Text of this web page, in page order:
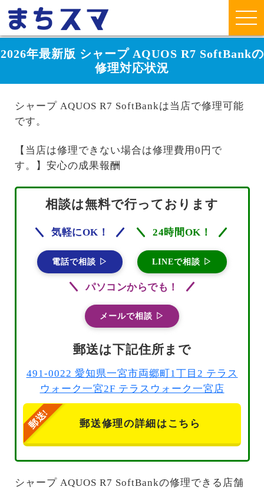
2026年最新版 シャープ AQUOS R7 SoftBankの
修理対応状況
シャープ AQUOS R7 SoftBankは当店で修理可能
です。
【当店は修理できない場合は修理費用0円で
す。】安心の成果報酬
相談は無料で行っております
気軽にOK！
電話で相談 ▷
24時間OK！
LINEで相談 ▷
パソコンからでも！
メールで相談 ▷
郵送は下記住所まで
491-0022 愛知県一宮市両郷町1丁目2 テラス
ウォーク一宮2F テラスウォーク一宮店
郵送修理の詳細はこちら
シャープ AQUOS R7 SoftBankの修理できる店舗